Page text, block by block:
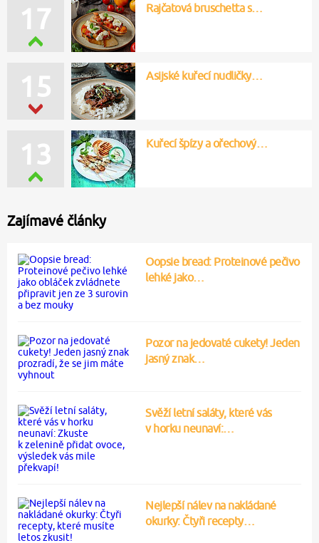
15 Asijské kuřecí nudličky…
17 Rajčatová bruschetta s…
13 Kuřecí špízy a ořechový…
Zajímavé články
Oopsie bread: Proteinové pečivo
lehké jako…
Pozor na jedovaté cukety! Jeden
jasný znak…
Svěží letní saláty, které vás
v horku neunaví:…
Nejlepší nálev na nakládané
okurky: Čtyři recepty…